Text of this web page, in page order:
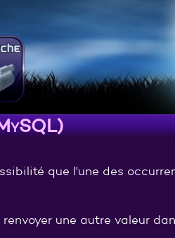
que l'une des
une autre valeur